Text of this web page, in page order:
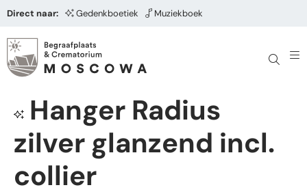
Direct naar: Gedenkboetiek Muziekboek
Hanger Radius
zilver glanzend incl.
collier